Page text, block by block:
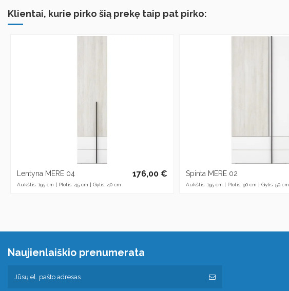
Klientai, kurie pirko šią prekę taip pat pirko:
Lentyna MERE 04
Aukštis: 195 cm | Plotis: 45 cm | Gylis: 40 cm
176,00 € Spinta MERE 02
Aukštis: 195 cm | Plotis: 90 cm | Gylis: 50 cm
Naujienlaiškio prenumerata